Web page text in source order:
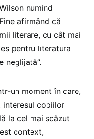
numind
afirmând că
literare, cu cât mai
pentru literatura
neglijată”.
un moment în care,
interesul copiilor
la cel mai scăzut
context,